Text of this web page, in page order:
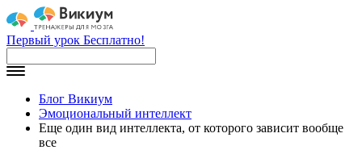
Первый урок Бесплатно!
Блог Викиум
Эмоциональный интеллект
Еще один вид интеллекта, от которого зависит вообще
все